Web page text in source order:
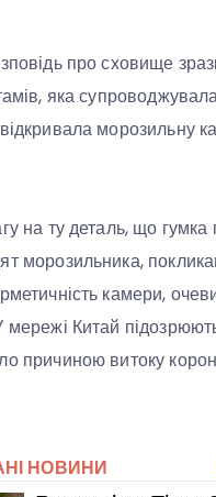
про сховище
яка
морозильну
на ту деталь, що гумка
морозильника,
камери,
мережі Китай
причиною витоку